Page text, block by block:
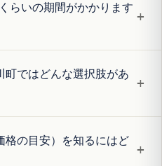
らいの期間がかかります
+
町ではどんな選択肢があ
+
格の目安）を知るにはど
+